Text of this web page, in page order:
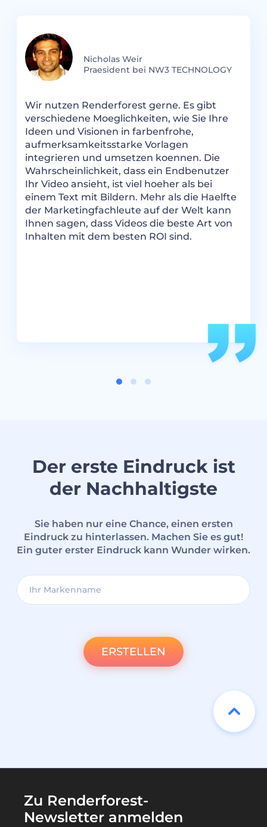
Nicholas Weir
Praesident bei NW3 TECHNOLOGY
Wir nutzen Renderforest gerne. Es gibt
verschiedene Moeglichkeiten, wie Sie Ihre
Ideen und Visionen in farbenfrohe,
aufmerksamkeitsstarke Vorlagen
integrieren und umsetzen koennen. Die
Wahrscheinlichkeit, dass ein Endbenutzer
Ihr Video ansieht, ist viel hoeher als bei
einem Text mit Bildern. Mehr als die Haelfte
der Marketingfachleute auf der Welt kann
Ihnen sagen, dass Videos die beste Art von
Inhalten mit dem besten ROI sind.
Der erste Eindruck ist
der Nachhaltigste
Sie haben nur eine Chance, einen ersten
Eindruck zu hinterlassen. Machen Sie es gut!
Ein guter erster Eindruck kann Wunder wirken.
ERSTELLEN
Zu Renderforest-
Newsletter anmelden